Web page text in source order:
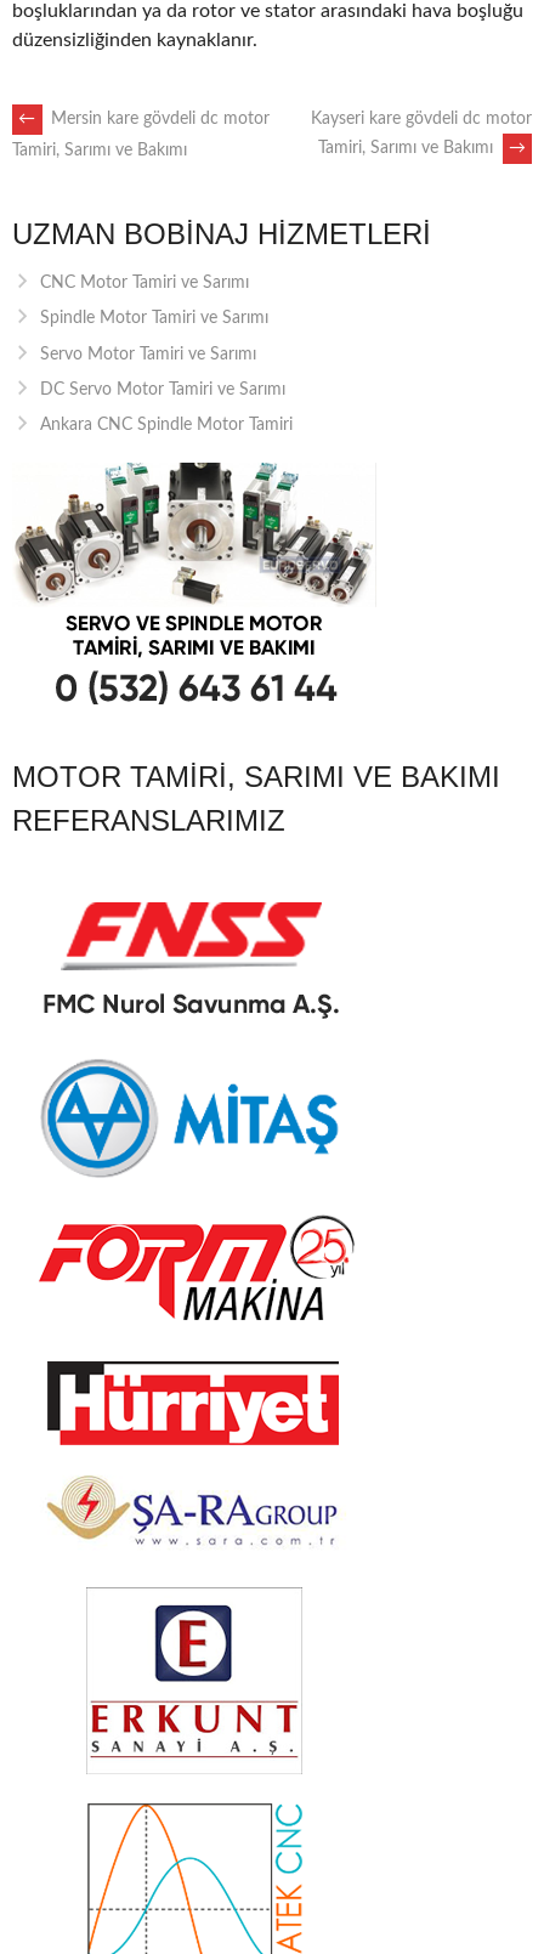
boşluklarından ya da rotor ve stator arasındaki hava boşluğu
düzensizliğinden kaynaklanır.
POST
←
Mersin kare gövdeli dc motor
Tamiri, Sarımı ve Bakımı
Kayseri kare gövdeli dc motor
Tamiri, Sarımı ve Bakımı
→
UZMAN BOBINAJ HIZMETLERI
CNC Motor Tamiri ve Sarımı
Spindle Motor Tamiri ve Sarımı
Servo Motor Tamiri ve Sarımı
DC Servo Motor Tamiri ve Sarımı
Ankara CNC Spindle Motor Tamiri
MOTOR TAMIRI, SARIMI VE BAKIMI
REFERANSLARIMIZ